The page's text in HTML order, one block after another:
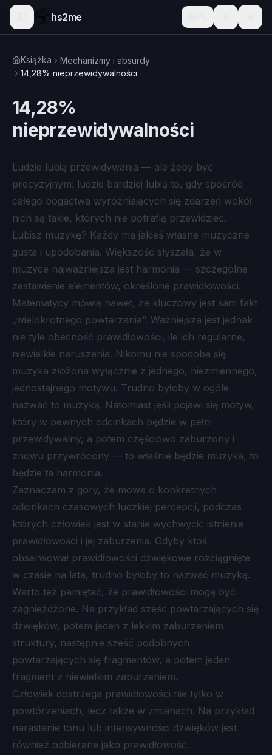
hs2me
Książka
Mechanizmy i absurdy
14,28% nieprzewidywalności
14,28%
nieprzewidywalności
Ludzie lubią przewidywania — ale żeby być
precyzyjnym: ludzie bardziej lubią to, gdy spośród
całego bogactwa wyróżniających się zdarzeń wokół
nich są takie, których nie potrafią przewidzieć.
Lubisz muzykę? Każdy ma jakieś własne muzyczne
gusta i upodobania. Większość słyszała, że w
muzyce najważniejsza jest harmonia — szczególne
zestawienie elementów, określone prawidłowości.
Matematycy mówią nawet, że kluczowy jest sam fakt
„wielokrotnego powtarzania”. Ważniejsza jest jednak
nie tyle obecność prawidłowości, ile ich regularne,
niewielkie naruszenia. Nikomu nie spodoba się
muzyka złożona wyłącznie z jednego, niezmiennego,
jednostajnego motywu. Trudno byłoby w ogóle
nazwać to muzyką. Natomiast jeśli pojawi się motyw,
który w pewnych odcinkach będzie w pełni
przewidywalny, a potem częściowo zaburzony i
znowu przywrócony — to właśnie będzie muzyka, to
będzie ta harmonia.
Zaznaczam z góry, że mowa o konkretnych
odcinkach czasowych ludzkiej percepcji, podczas
których człowiek jest w stanie wychwycić istnienie
prawidłowości i jej zaburzenia. Gdyby ktoś
obserwował prawidłowości dźwiękowe rozciągnięte
w czasie na lata, trudno byłoby to nazwać muzyką.
Warto też pamiętać, że prawidłowości mogą być
zagnieżdżone. Na przykład sześć powtarzających się
dźwięków, potem jeden z lekkim zaburzeniem
struktury, następnie sześć podobnych
powtarzających się fragmentów, a potem jeden
fragment z niewielkim zaburzeniem.
Człowiek dostrzega prawidłowości nie tylko w
powtórzeniach, lecz także w zmianach. Na przykład
narastanie tonu lub intensywności dźwięków jest
również odbierane jako prawidłowość.